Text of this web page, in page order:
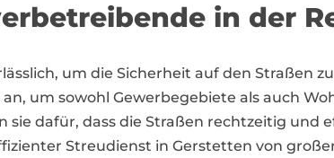
in der
um die Sicherheit auf den Straßen
um sowohl Gewerbegebiete als auch
dafür, dass die Straßen rechtzeitig und
Streudienst in Gerstetten von